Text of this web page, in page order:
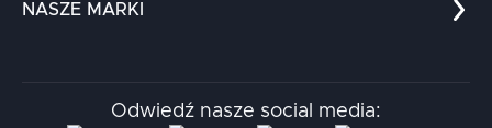
Kontakt
Chatboty
NASZE MARKI
AidaptaOdwiedź nasze social media: